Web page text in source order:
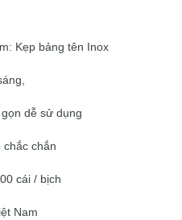
bảng tên Inox
dễ sử dụng
chắn
cái / bịch
Nam